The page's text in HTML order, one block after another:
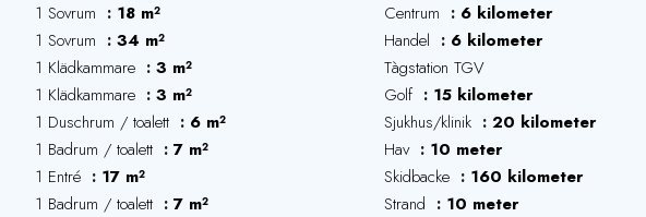
1 Sovrum
18 m²
1 Sovrum
34 m²
1 Klädkammare
3 m²
1 Klädkammare
3 m²
1 Duschrum / toalett
6 m²
1 Badrum / toalett
7 m²
1 Entré
17 m²
1 Badrum / toalett
7 m²
Centrum
6 kilometer
Handel
6 kilometer
Tàgstation TGV
Golf
15 kilometer
Sjukhus/klinik
20 kilometer
Hav
10 meter
Skidbacke
160 kilometer
Strand
10 meter